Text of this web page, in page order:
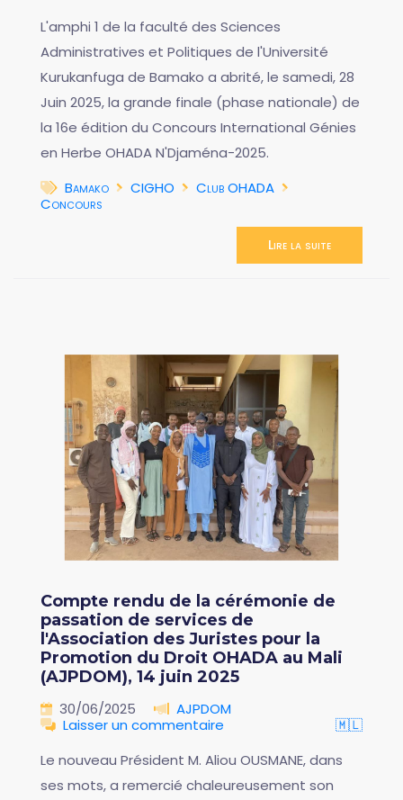
L'amphi 1 de la faculté des Sciences
Administratives et Politiques de l'Université
Kurukanfuga de Bamako a abrité, le samedi, 28
Juin 2025, la grande finale (phase nationale) de
la 16e édition du Concours International Génies
en Herbe OHADA N'Djaména-2025.
Bamako
CIGHO
Club OHADA
Concours
Lire la suite
Compte rendu de la cérémonie de
passation de services de
l'Association des Juristes pour la
Promotion du Droit OHADA au Mali
(AJPDOM), 14 juin 2025
30/06/2025
AJPDOM
Laisser un commentaire
🇲🇱
Le nouveau Président M. Aliou OUSMANE, dans
ses mots, a remercié chaleureusement son